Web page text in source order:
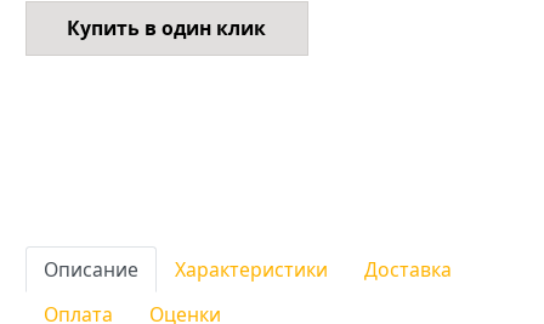
Купить в один клик
Описание Характеристики
Доставка
Оплата
Оценки